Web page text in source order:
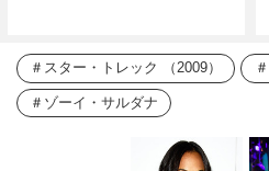
スター・トレック （2009）
ゾーイ・サルダナ